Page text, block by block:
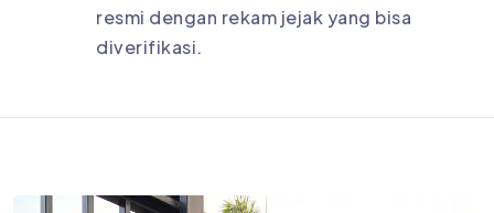
resmi dengan rekam jejak yang bisa
diverifikasi.